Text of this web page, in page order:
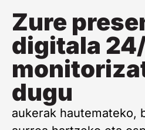
Zure
digitala
dugu
aukerak hautemateko,